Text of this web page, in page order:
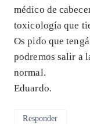
médico de
toxicología que
Os pido que
podremos salir a
normal.
Eduardo.
Responder